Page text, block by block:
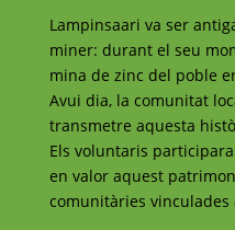
Lampinsaari va ser
miner: durant el seu
mina de zinc del poble
Avui dia, la comunitat
transmetre aquesta
Els voluntaris
en valor aquest
comunitàries vinculades